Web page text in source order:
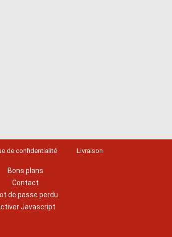
de confidentialité Livraison
Bons plans
Contact
de passe perdu
Javascript